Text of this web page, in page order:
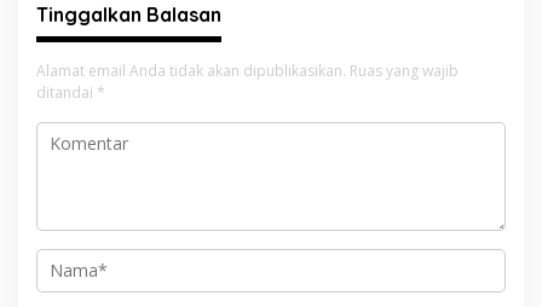
Tinggalkan Balasan
Alamat email Anda tidak akan dipublikasikan. Ruas yang wajib
ditandai *